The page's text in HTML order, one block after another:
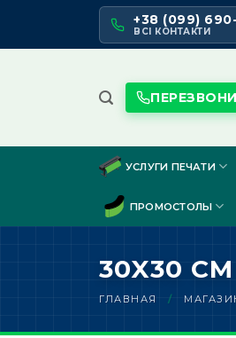
content
+38 (099)
ВСІ КОНТАКТИ
УСЛУГИ ПЕЧАТИ
ПРОМОСТОЛЫ
30X30 СМ
ГЛАВНАЯ /